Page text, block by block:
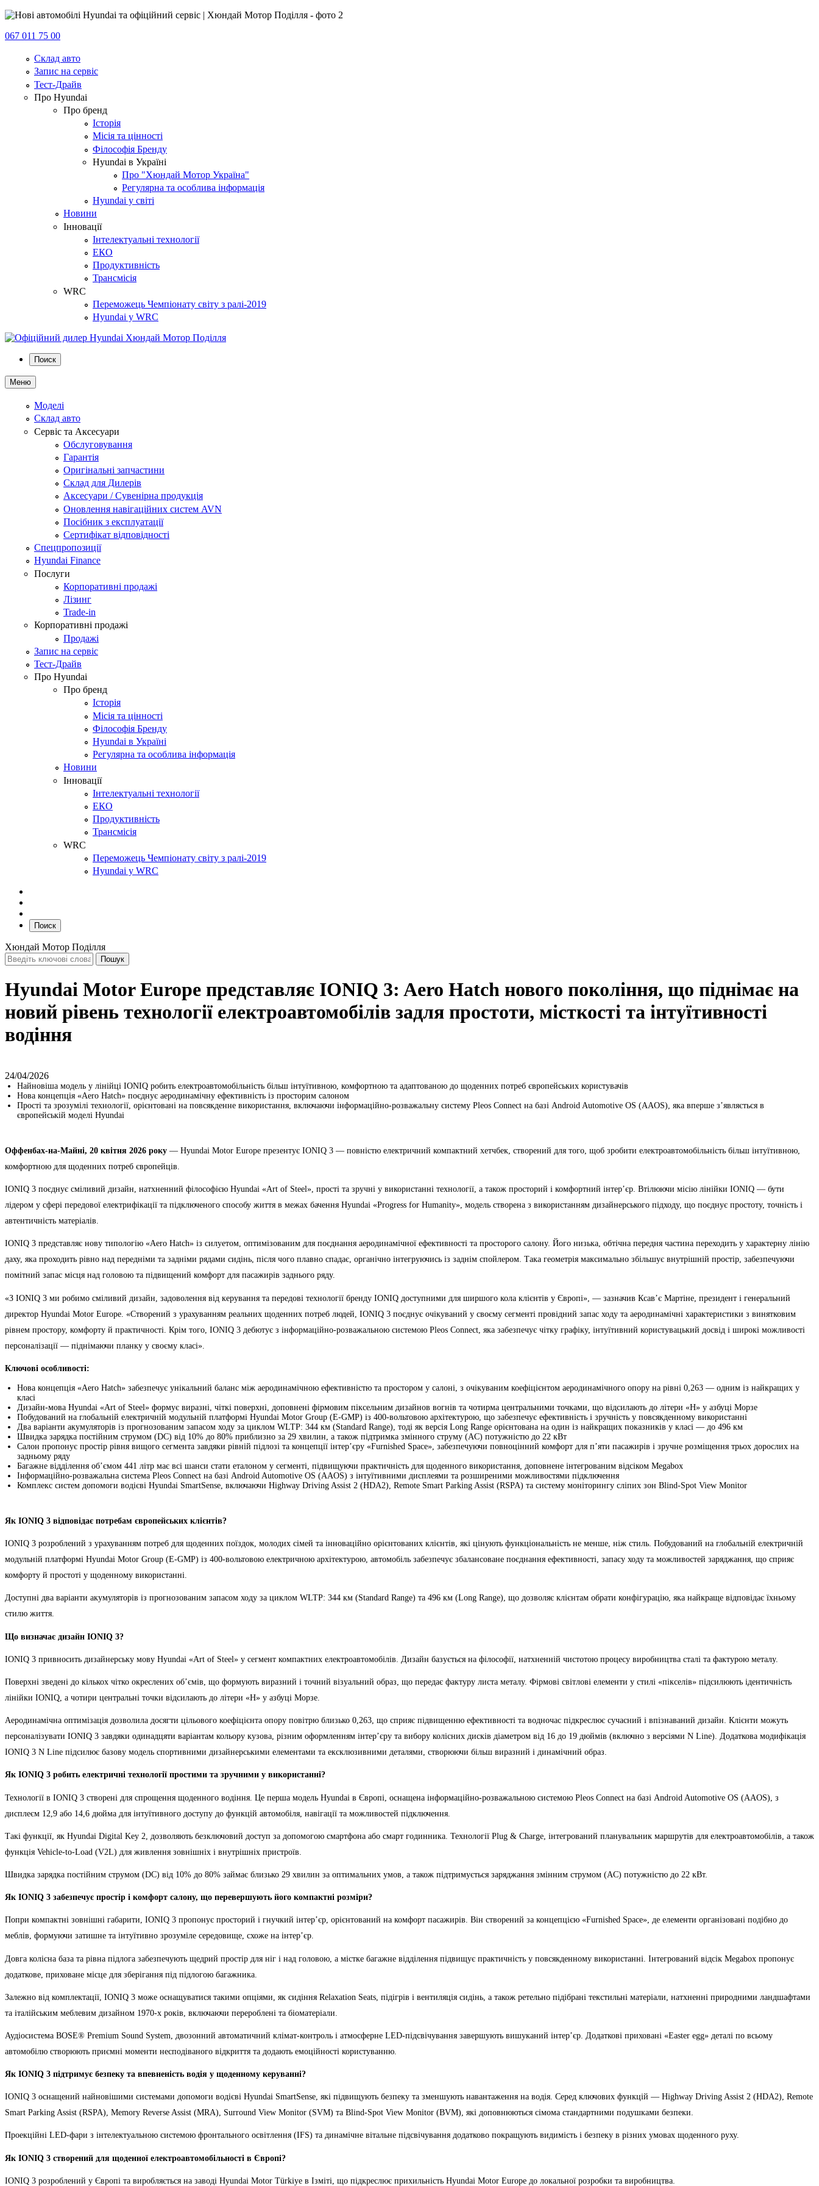
067 011 75 00
Склад авто
Запис на сервіс
Тест-Драйв
Про Hyundai
Про бренд
Історія
Місія та цінності
Філософія Бренду
Hyundai в Україні
Про "Хюндай Мотор Україна"
Регулярна та особлива інформація
Hyundai у світі
Новини
Інновації
Інтелектуальні технології
ЕКО
Продуктивність
Трансмісія
WRC
Переможець Чемпіонату світу з ралі-2019
Hyundai у WRC
Поиск
Меню
Моделі
Склад авто
Сервіс та Аксесуари
Обслуговування
Гарантія
Оригінальні запчастини
Склад для Дилерів
Аксесуари / Сувенірна продукція
Оновлення навігаційних систем AVN
Посібник з експлуатації
Сертифікат відповідності
Спецпропозиції
Hyundai Finance
Послуги
Корпоративні продажі
Лізинг
Trade-in
Корпоративні продажі
Продажі
Запис на сервіс
Тест-Драйв
Про Hyundai
Про бренд
Історія
Місія та цінності
Філософія Бренду
Hyundai в Україні
Регулярна та особлива інформація
Новини
Інновації
Інтелектуальні технології
ЕКО
Продуктивність
Трансмісія
WRC
Переможець Чемпіонату світу з ралі-2019
Hyundai у WRC
Поиск
Хюндай Мотор Поділля
Hyundai Motor Europe представляє IONIQ 3: Aero Hatch нового покоління, що піднімає на
новий рівень технології електроавтомобілів задля простоти, місткості та інтуїтивності
водіння
24/04/2026
Найновіша модель у лінійці IONIQ робить електроавтомобільність більш інтуїтивною, комфортною та адаптованою до щоденних потреб європейських користувачів
Нова концепція «Aero Hatch» поєднує аеродинамічну ефективність із просторим салоном
Прості та зрозумілі технології, орієнтовані на повсякденне використання, включаючи інформаційно-розважальну систему Pleos Connect на базі Android Automotive OS (AAOS), яка вперше з’являється в
європейській моделі Hyundai
Оффенбах-на-Майні, 20 квітня 2026 року — Hyundai Motor Europe презентує IONIQ 3 — повністю електричний компактний хетчбек, створений для того, щоб зробити електроавтомобільність більш інтуїтивною,
комфортною для щоденних потреб європейців.
IONIQ 3 поєднує сміливий дизайн, натхненний філософією Hyundai «Art of Steel», прості та зручні у використанні технології, а також просторий і комфортний інтер’єр. Втілюючи місію лінійки IONIQ — бути
лідером у сфері передової електрифікації та підключеного способу життя в межах бачення Hyundai «Progress for Humanity», модель створена з використанням дизайнерського підходу, що поєднує простоту, точність і
автентичність матеріалів.
IONIQ 3 представляє нову типологію «Aero Hatch» із силуетом, оптимізованим для поєднання аеродинамічної ефективності та просторого салону. Його низька, обтічна передня частина переходить у характерну лінію
даху, яка проходить рівно над передніми та задніми рядами сидінь, після чого плавно спадає, органічно інтегруючись із заднім спойлером. Така геометрія максимально збільшує внутрішній простір, забезпечуючи
помітний запас місця над головою та підвищений комфорт для пасажирів заднього ряду.
«З IONIQ 3 ми робимо сміливий дизайн, задоволення від керування та передові технології бренду IONIQ доступними для ширшого кола клієнтів у Європі», — зазначив Ксав’є Мартіне, президент і генеральний
директор Hyundai Motor Europe. «Створений з урахуванням реальних щоденних потреб людей, IONIQ 3 поєднує очікуваний у своєму сегменті провідний запас ходу та аеродинамічні характеристики з винятковим
рівнем простору, комфорту й практичності. Крім того, IONIQ 3 дебютує з інформаційно-розважальною системою Pleos Connect, яка забезпечує чітку графіку, інтуїтивний користувацький досвід і широкі можливості
персоналізації — піднімаючи планку у своєму класі».
Ключові особливості:
Нова концепція «Aero Hatch» забезпечує унікальний баланс між аеродинамічною ефективністю та простором у салоні, з очікуваним коефіцієнтом аеродинамічного опору на рівні 0,263 — одним із найкращих у
класі
Дизайн-мова Hyundai «Art of Steel» формує виразні, чіткі поверхні, доповнені фірмовим піксельним дизайнов вогнів та чотирма центральними точками, що відсилають до літери «H» у азбуці Морзе
Побудований на глобальній електричній модульній платформі Hyundai Motor Group (E-GMP) із 400-вольтовою архітектурою, що забезпечує ефективність і зручність у повсякденному використанні
Два варіанти акумуляторів із прогнозованим запасом ходу за циклом WLTP: 344 км (Standard Range), тоді як версія Long Range орієнтована на один із найкращих показників у класі — до 496 км
Швидка зарядка постійним струмом (DC) від 10% до 80% приблизно за 29 хвилин, а також підтримка змінного струму (AC) потужністю до 22 кВт
Салон пропонує простір рівня вищого сегмента завдяки рівній підлозі та концепції інтер’єру «Furnished Space», забезпечуючи повноцінний комфорт для п’яти пасажирів і зручне розміщення трьох дорослих на
задньому ряду
Багажне відділення об’ємом 441 літр має всі шанси стати еталоном у сегменті, підвищуючи практичність для щоденного використання, доповнене інтегрованим відсіком Megabox
Інформаційно-розважальна система Pleos Connect на базі Android Automotive OS (AAOS) з інтуїтивними дисплеями та розширеними можливостями підключення
Комплекс систем допомоги водієві Hyundai SmartSense, включаючи Highway Driving Assist 2 (HDA2), Remote Smart Parking Assist (RSPA) та систему моніторингу сліпих зон Blind-Spot View Monitor
Як IONIQ 3 відповідає потребам європейських клієнтів?
IONIQ 3 розроблений з урахуванням потреб для щоденних поїздок, молодих сімей та інноваційно орієнтованих клієнтів, які цінують функціональність не менше, ніж стиль. Побудований на глобальній електричній
модульній платформі Hyundai Motor Group (E-GMP) із 400-вольтовою електричною архітектурою, автомобіль забезпечує збалансоване поєднання ефективності, запасу ходу та можливостей заряджання, що сприяє
комфорту й простоті у щоденному використанні.
Доступні два варіанти акумуляторів із прогнозованим запасом ходу за циклом WLTP: 344 км (Standard Range) та 496 км (Long Range), що дозволяє клієнтам обрати конфігурацію, яка найкраще відповідає їхньому
стилю життя.
Що визначає дизайн IONIQ 3?
IONIQ 3 привносить дизайнерську мову Hyundai «Art of Steel» у сегмент компактних електроавтомобілів. Дизайн базується на філософії, натхненній чистотою процесу виробництва сталі та фактурою металу.
Поверхні зведені до кількох чітко окреслених об’ємів, що формують виразний і точний візуальний образ, що передає фактуру листа металу. Фірмові світлові елементи у стилі «пікселів» підсилюють ідентичність
лінійки IONIQ, а чотири центральні точки відсилають до літери «H» у азбуці Морзе.
Аеродинамічна оптимізація дозволила досягти цільового коефіцієнта опору повітрю близько 0,263, що сприяє підвищенню ефективності та водночас підкреслює сучасний і впізнаваний дизайн. Клієнти можуть
персоналізувати IONIQ 3 завдяки одинадцяти варіантам кольору кузова, різним оформленням інтер’єру та вибору колісних дисків діаметром від 16 до 19 дюймів (включно з версіями N Line). Додаткова модифікація
IONIQ 3 N Line підсилює базову модель спортивними дизайнерськими елементами та ексклюзивними деталями, створюючи більш виразний і динамічний образ.
Як IONIQ 3 робить електричні технології простими та зручними у використанні?
Технології в IONIQ 3 створені для спрощення щоденного водіння. Це перша модель Hyundai в Європі, оснащена інформаційно-розважальною системою Pleos Connect на базі Android Automotive OS (AAOS), з
дисплеєм 12,9 або 14,6 дюйма для інтуїтивного доступу до функцій автомобіля, навігації та можливостей підключення.
Такі функції, як Hyundai Digital Key 2, дозволяють безключовий доступ за допомогою смартфона або смарт годинника. Технології Plug & Charge, інтегрований планувальник маршрутів для електроавтомобілів, а також
функція Vehicle-to-Load (V2L) для живлення зовнішніх і внутрішніх пристроїв.
Швидка зарядка постійним струмом (DC) від 10% до 80% займає близько 29 хвилин за оптимальних умов, а також підтримується заряджання змінним струмом (AC) потужністю до 22 кВт.
Як IONIQ 3 забезпечує простір і комфорт салону, що перевершують його компактні розміри?
Попри компактні зовнішні габарити, IONIQ 3 пропонує просторий і гнучкий інтер’єр, орієнтований на комфорт пасажирів. Він створений за концепцією «Furnished Space», де елементи організовані подібно до
меблів, формуючи затишне та інтуїтивно зрозуміле середовище, схоже на інтер’єр.
Довга колісна база та рівна підлога забезпечують щедрий простір для ніг і над головою, а містке багажне відділення підвищує практичність у повсякденному використанні. Інтегрований відсік Megabox пропонує
додаткове, приховане місце для зберігання під підлогою багажника.
Залежно від комплектації, IONIQ 3 може оснащуватися такими опціями, як сидіння Relaxation Seats, підігрів і вентиляція сидінь, а також ретельно підібрані текстильні матеріали, натхненні природними ландшафтами
та італійським меблевим дизайном 1970-х років, включаючи перероблені та біоматеріали.
Аудіосистема BOSE® Premium Sound System, двозонний автоматичний клімат-контроль і атмосферне LED-підсвічування завершують вишуканий інтер’єр. Додаткові приховані «Easter egg» деталі по всьому
автомобілю створюють приємні моменти несподіваного відкриття та додають емоційності користуванню.
Як IONIQ 3 підтримує безпеку та впевненість водія у щоденному керуванні?
IONIQ 3 оснащений найновішими системами допомоги водієві Hyundai SmartSense, які підвищують безпеку та зменшують навантаження на водія. Серед ключових функцій — Highway Driving Assist 2 (HDA2), Remote
Smart Parking Assist (RSPA), Memory Reverse Assist (MRA), Surround View Monitor (SVM) та Blind-Spot View Monitor (BVM), які доповнюються сімома стандартними подушками безпеки.
Проекційні LED-фари з інтелектуальною системою фронтального освітлення (IFS) та динамічне вітальне підсвічування додатково покращують видимість і безпеку в різних умовах щоденного руху.
Як IONIQ 3 створений для щоденної електроавтомобільності в Європі?
IONIQ 3 розроблений у Європі та виробляється на заводі Hyundai Motor Türkiye в Ізміті, що підкреслює прихильність Hyundai Motor Europe до локальної розробки та виробництва.